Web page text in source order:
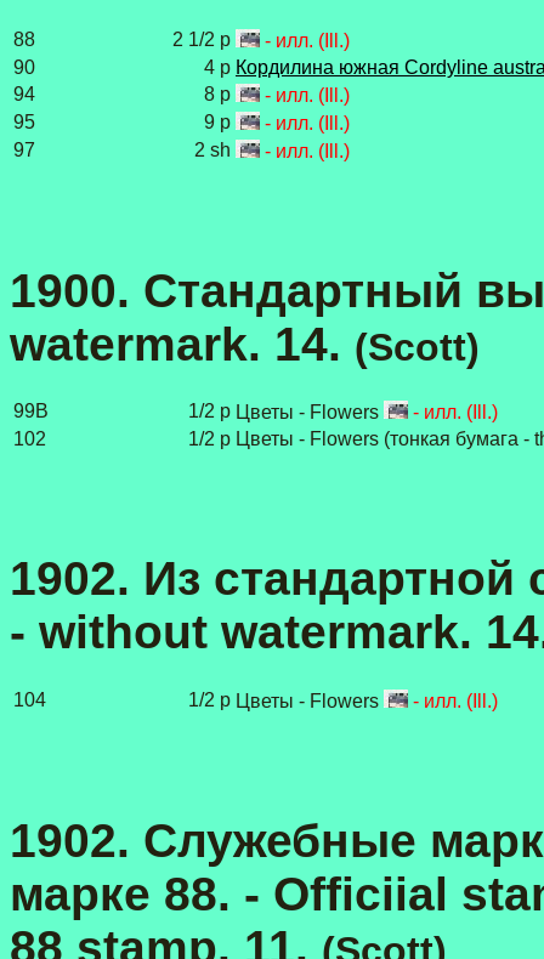
88 2 1/2 p
- илл. (Ill.)
90
4 p Кордилина южная Cordyline
94
8 p
- илл. (Ill.)
95
9 p
- илл. (Ill.)
97
2 sh - илл. (Ill.)
1900. Стандартный
watermark. 14. (Scott)
99B 1/2 p Цветы - Flowers
- илл. (Ill.)
102
1/2 p Цветы - Flowers (тонкая бумага -
1902. Из
- without watermark.
104 1/2 p Цветы - Flowers - илл. (Ill.)
1902. Служебные
марке 88. - Officiial
88 stamp. 11.